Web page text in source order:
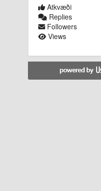
Atkvæði
Replies
Followers
Views